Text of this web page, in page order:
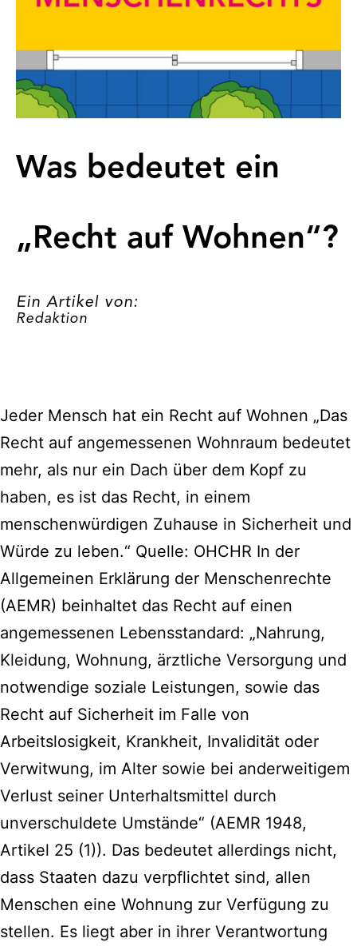
Was bedeutet ein
„Recht auf Wohnen“?
Ein Artikel von:
Redaktion
Jeder Mensch hat ein Recht auf Wohnen „Das
Recht auf angemessenen Wohnraum bedeutet
mehr, als nur ein Dach über dem Kopf zu
haben, es ist das Recht, in einem
menschenwürdigen Zuhause in Sicherheit und
Würde zu leben.“ Quelle: OHCHR In der
Allgemeinen Erklärung der Menschenrechte
(AEMR) beinhaltet das Recht auf einen
angemessenen Lebensstandard: „Nahrung,
Kleidung, Wohnung, ärztliche Versorgung und
notwendige soziale Leistungen, sowie das
Recht auf Sicherheit im Falle von
Arbeitslosigkeit, Krankheit, Invalidität oder
Verwitwung, im Alter sowie bei anderweitigem
Verlust seiner Unterhaltsmittel durch
unverschuldete Umstände“ (AEMR 1948,
Artikel 25 (1)). Das bedeutet allerdings nicht,
dass Staaten dazu verpflichtet sind, allen
Menschen eine Wohnung zur Verfügung zu
stellen. Es liegt aber in ihrer Verantwortung